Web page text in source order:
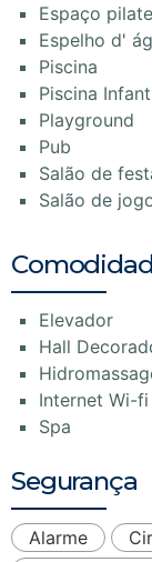
Espaço
Espelho d'
Piscina
Piscina
Playground
Pub
Salão de
Salão de
Elevador
Hall
Internet Wi-fi
Spa
Segurança
Alarme